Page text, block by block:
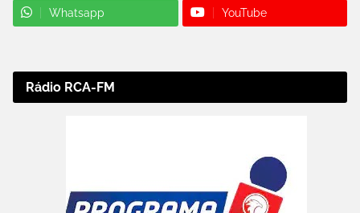
Whatsapp YouTube
Rádio RCA-FM